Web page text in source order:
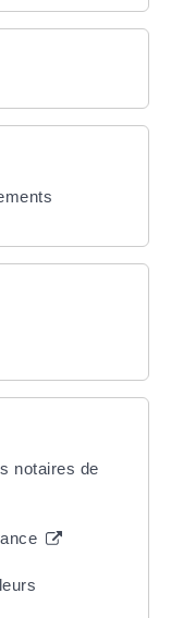
notaires de